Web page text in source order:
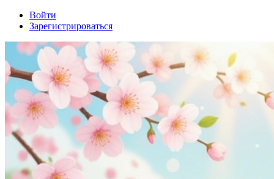
Войти
Зарегистрироваться